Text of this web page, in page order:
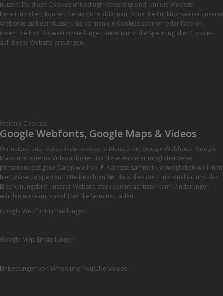
nutzen. Da diese Cookies unbedingt notwendig sind, um die Website
bereitzustellen, können Sie sie nicht ablehnen, ohne die Funktionsweise unserer
Webseite zu beeinflussen. Sie können die Cookies sperren oder löschen,
indem Sie Ihre Browsereinstellungen ändern und die Sperrung aller Cookies
auf dieser Website erzwingen.
Weitere Cookies
Google Webfonts, Google Maps & Videos
Wir nutzen auch verschiedene externe Dienste wie Google Webfonts, Google
Maps und externe Videoanbieter. Da diese Anbieter möglicherweise
personenbezogene Daten wie Ihre IP-Adresse sammeln, ermöglichen wir Ihnen
hier, diese zu sperren. Bitte beachten Sie, dass dies die Funktionalität und das
Erscheinungsbild unserer Website stark beeinträchtigen kann. Änderungen
werden wirksam, sobald Sie die Seite neu laden.
Google Webfont-Einstellungen:
Google Map-Einstellungen:
Einbettungen von Vimeo und Youtube-Videos: